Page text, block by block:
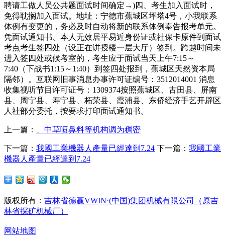
聘请工做人员公共题面试时间确定→)四、考生加入面试时，
免得耽搁加入面试。地址：宁德市蕉城区坪塔4号，小我联系
体例有变更的，务必及时自动将新的联系体例奉告报考单元。
凭面试通知书、本人无效居平易近身份证或社保卡原件到面试
考点考生签四处（设正在讲授楼一层大厅）签到。跨越时间未
进入签四处或候考室的，考生应于面试当天上午7:15～
7:40（下战书1:15～1:40）到签四处报到，蕉城区天然资本局
隔邻）。互联网旧事消息办事许可证编号：3512014001 消息
收集视听节目许可证号：1309374按照蕉城区、古田县、屏南
县、周宁县、寿宁县、柘荣县、霞浦县、东侨经济手艺开辟区
人社部分委托，按要求打印面试通知书。
上一篇： 、中草喷鼻料等机构调为稠密
下一篇： 我國工業機器人產量已經達到7.24 下一篇： 我國工業
機器人產量已經達到7.24
版权所有： 吉林省德赢VWIN·(中国)集团机械有限公司（原吉
林省探矿机械厂）
网站地图